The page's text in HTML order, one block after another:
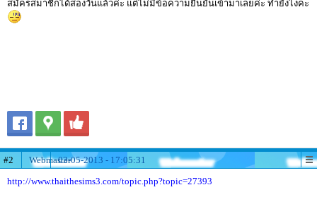
สมัครสมาชิกได้สองวันแล้วค่ะ แต่ไม่มีข้อความยืนยันเข้ามาเลยค่ะ ทำยังไงคะ
#2 Webmaster03-05-2013 - 17:05:31
http://www.thaithesims3.com/topic.php?topic=27393